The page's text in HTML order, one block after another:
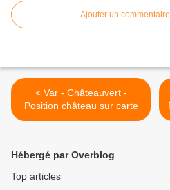
Ajouter un commentaire
< Var - Châteauvert -
Position château sur carte
Hébergé par Overblog
Top articles